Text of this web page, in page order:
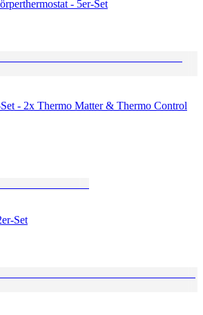
- 5er-Set
- 2x Thermo Matter & Thermo Control
Set